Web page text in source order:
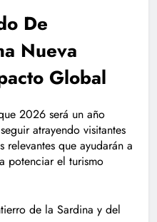
De
Nueva
Global
2026 será un año
atrayendo visitantes
relevantes que ayudarán a
potenciar el turismo
de la Sardina y del